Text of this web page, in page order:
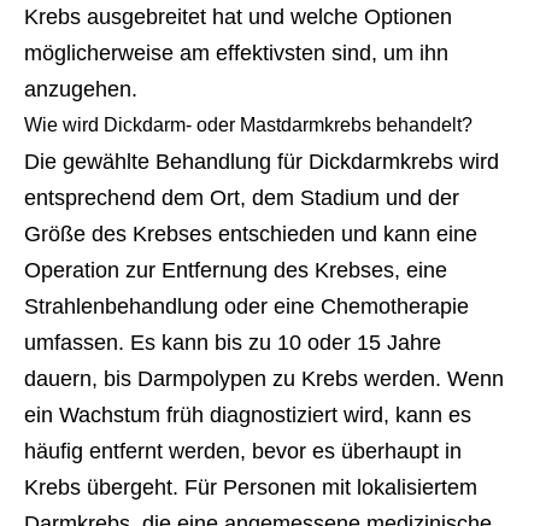
Krebs ausgebreitet hat und welche Optionen
möglicherweise am effektivsten sind, um ihn
anzugehen.
Wie wird Dickdarm- oder Mastdarmkrebs behandelt?
Die gewählte Behandlung für Dickdarmkrebs wird
entsprechend dem Ort, dem Stadium und der
Größe des Krebses entschieden und kann eine
Operation zur Entfernung des Krebses, eine
Strahlenbehandlung oder eine Chemotherapie
umfassen. Es kann bis zu 10 oder 15 Jahre
dauern, bis Darmpolypen zu Krebs werden. Wenn
ein Wachstum früh diagnostiziert wird, kann es
häufig entfernt werden, bevor es überhaupt in
Krebs übergeht. Für Personen mit lokalisiertem